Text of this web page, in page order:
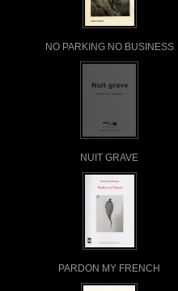
NO PARKING NO BUSINESS
NUIT GRAVE
PARDON MY FRENCH